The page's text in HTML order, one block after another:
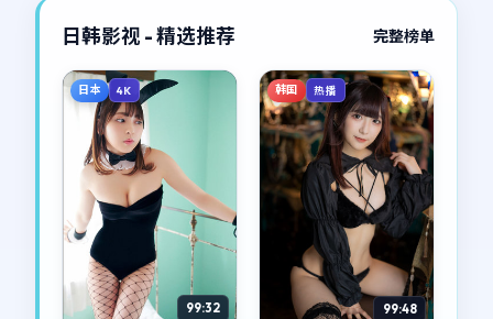
日韩影视 - 精选推荐 完整榜单
日本 4K
99:32
韩国 热播
99:48